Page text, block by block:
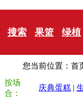
搜索 果篮 绿植
您当前位置：首
按场
合：
庆典蛋糕 |